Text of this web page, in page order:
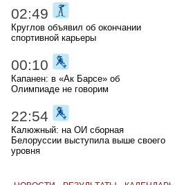
02:49
Круглов объявил об окончании
спортивной карьеры
00:10
Капанен: в «Ак Барсе» об
Олимпиаде не говорим
22:54
Калюжный: на ОИ сборная
Белоруссии выступила выше своего
уровня